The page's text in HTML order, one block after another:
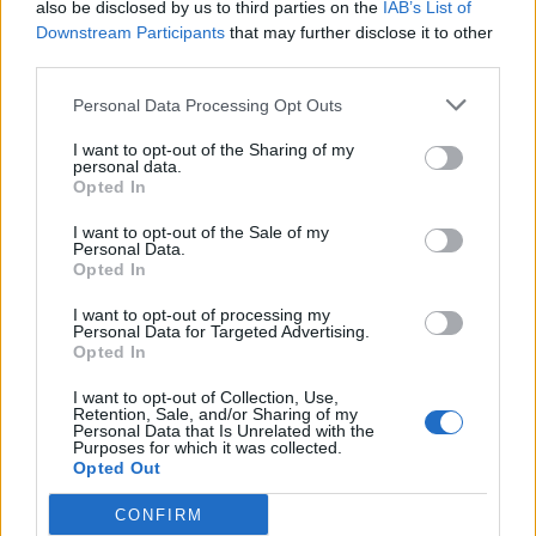
also be disclosed by us to third parties on the IAB’s List of
Downstream Participants that may further disclose it to other
Personal Data Processing Opt Outs
I want to opt-out of the Sharing of my
personal data.
Opted In
I want to opt-out of the Sale of my
Personal Data.
Opted In
I want to opt-out of processing my
Personal Data for Targeted Advertising.
Opted In
I want to opt-out of Collection, Use,
Retention, Sale, and/or Sharing of my
Personal Data that Is Unrelated with the
Purposes for which it was collected.
Opted Out
CONFIRM
Resumen de datos de la ruta entre Falces
Navarra y Villafranca Navarra
Tipo de
combustible
Precio
por litro
Gasto
5l/100km 7l/100km
Gasto
10l/100km
Gasolina 98
0,00€ 0l.- 0,00€ 1l.- 0,00€ 1l. - 0,00€
0,00€
Bio diesel
0,00€ 0l.- 0,00€ 1l.
Estado del tráfico e incidencias de la DGT en
Falces Navarra
Actualmente no hay incidencias de tráfico cerca de